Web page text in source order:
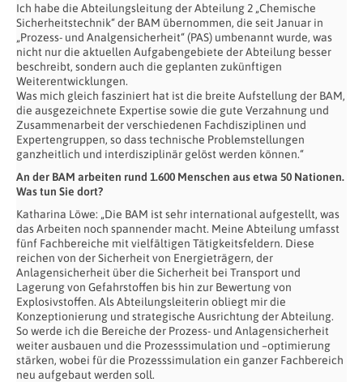
Ich habe die Abteilungsleitung der Abteilung 2 „Chemische
Sicherheitstechnik“ der BAM übernommen, die seit Januar in
„Prozess- und Analgensicherheit“ (PAS) umbenannt wurde, was
nicht nur die aktuellen Aufgabengebiete der Abteilung besser
beschreibt, sondern auch die geplanten zukünftigen
Weiterentwicklungen.
Was mich gleich fasziniert hat ist die breite Aufstellung der BAM,
die ausgezeichnete Expertise sowie die gute Verzahnung und
Zusammenarbeit der verschiedenen Fachdisziplinen und
Expertengruppen, so dass technische Problemstellungen
ganzheitlich und interdisziplinär gelöst werden können.“
An der BAM arbeiten rund 1.600 Menschen aus etwa 50 Nationen.
Was tun Sie dort?
Katharina Löwe: „Die BAM ist sehr international aufgestellt, was
das Arbeiten noch spannender macht. Meine Abteilung umfasst
fünf Fachbereiche mit vielfältigen Tätigkeitsfeldern. Diese
reichen von der Sicherheit von Energieträgern, der
Anlagensicherheit über die Sicherheit bei Transport und
Lagerung von Gefahrstoffen bis hin zur Bewertung von
Explosivstoffen. Als Abteilungsleiterin obliegt mir die
Konzeptionierung und strategische Ausrichtung der Abteilung.
So werde ich die Bereiche der Prozess- und Anlagensicherheit
weiter ausbauen und die Prozesssimulation und –optimierung
stärken, wobei für die Prozesssimulation ein ganzer Fachbereich
neu aufgebaut werden soll.